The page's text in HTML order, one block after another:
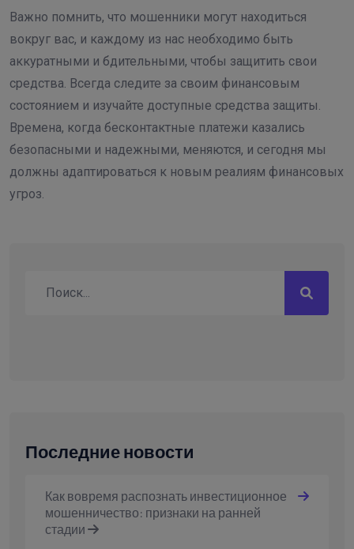
Важно помнить, что мошенники могут находиться
вокруг вас, и каждому из нас необходимо быть
аккуратными и бдительными, чтобы защитить свои
средства. Всегда следите за своим финансовым
состоянием и изучайте доступные средства защиты.
Времена, когда бесконтактные платежи казались
безопасными и надежными, меняются, и сегодня мы
должны адаптироваться к новым реалиям финансовых
угроз.
Последние новости
Как вовремя распознать инвестиционное
мошенничество: признаки на ранней
стадии